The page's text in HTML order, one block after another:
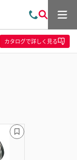
問
い
合
わ
索
メ
ュ
ー
カタログで詳しく見る
ブ
ッ